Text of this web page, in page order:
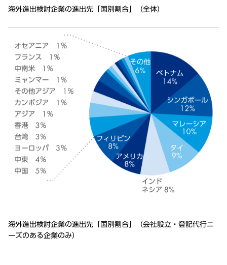
海外進出検討企業の進出先「国別割合」（全体）
海外進出検討企業の進出先「国別割合」（会社設⽴・登記代⾏ニ
ーズのある企業のみ）